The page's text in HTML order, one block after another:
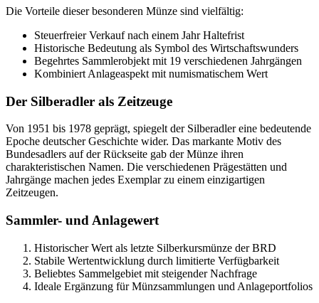
Die Vorteile dieser besonderen Münze sind vielfältig:
Steuerfreier Verkauf nach einem Jahr Haltefrist
Historische Bedeutung als Symbol des Wirtschaftswunders
Begehrtes Sammlerobjekt mit 19 verschiedenen Jahrgängen
Kombiniert Anlageaspekt mit numismatischem Wert
Der Silberadler als Zeitzeuge
Von 1951 bis 1978 geprägt, spiegelt der Silberadler eine bedeutende
Epoche deutscher Geschichte wider. Das markante Motiv des
Bundesadlers auf der Rückseite gab der Münze ihren
charakteristischen Namen. Die verschiedenen Prägestätten und
Jahrgänge machen jedes Exemplar zu einem einzigartigen
Zeitzeugen.
Sammler- und Anlagewert
Historischer Wert als letzte Silberkursmünze der BRD
Stabile Wertentwicklung durch limitierte Verfügbarkeit
Beliebtes Sammelgebiet mit steigender Nachfrage
Ideale Ergänzung für Münzsammlungen und Anlageportfolios